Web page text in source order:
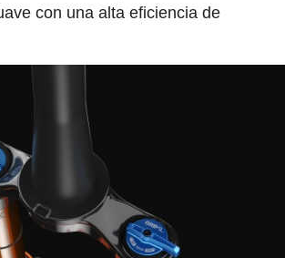
con una alta eficiencia de